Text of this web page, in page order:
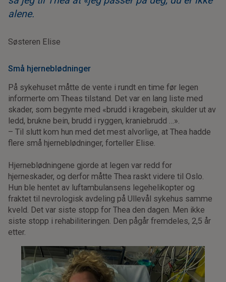
alene.
Søsteren Elise
Små hjerneblødninger
På sykehuset måtte de vente i rundt en time før legen
informerte om Theas tilstand. Det var en lang liste med
skader, som begynte med «brudd i kragebein, skulder ut av
ledd, brukne bein, brudd i ryggen, kraniebrudd …».
– Til slutt kom hun med det mest alvorlige, at Thea hadde
flere små hjerneblødninger, forteller Elise.
Hjerneblødningene gjorde at legen var redd for
hjerneskader, og derfor måtte Thea raskt videre til Oslo.
Hun ble hentet av luftambulansens legehelikopter og
fraktet til nevrologisk avdeling på Ullevål sykehus samme
kveld. Det var siste stopp for Thea den dagen. Men ikke
siste stopp i rehabiliteringen. Den pågår fremdeles, 2,5 år
etter.